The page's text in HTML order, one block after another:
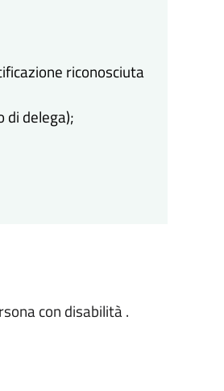
riconosciuta
di delega);
con disabilità .